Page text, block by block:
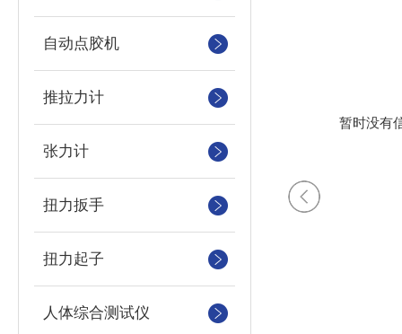
自动点胶机
推拉力计
张力计
扭力扳手
扭力起子
人体综合测试仪
暂时没有